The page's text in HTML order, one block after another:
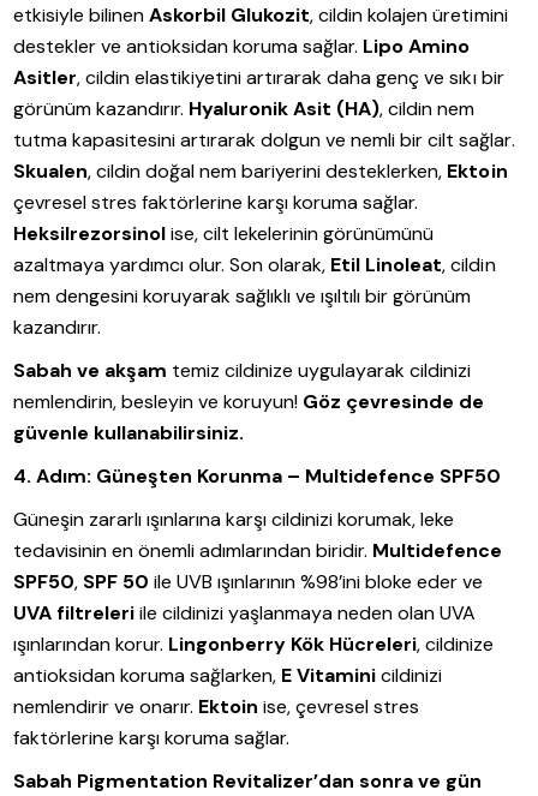
etkisiyle bilinenAskorbil Glukozit, cildin kolajen üretimini
destekler ve antioksidan koruma sağlar. Lipo Amino
Asitler, cildin elastikiyetini artırarak daha genç ve sıkı bir
görünüm kazandırır. Hyaluronik Asit (HA), cildin nem
tutma kapasitesini artırarak dolgun ve nemli bir cilt sağlar.
Skualen, cildin doğal nem bariyerini desteklerken, Ektoin
çevresel stres faktörlerine karşı koruma sağlar.
Heksilrezorsinolise, cilt lekelerinin görünümünü
azaltmaya yardımcı olur. Son olarak, Etil Linoleat, cildin
nem dengesini koruyarak sağlıklı ve ışıltılı bir görünüm
kazandırır.
Sabah ve akşam temiz cildinize uygulayarak cildinizi
nemlendirin, besleyin ve koruyun! Göz çevresinde de
güvenle kullanabilirsiniz.
4. Adım: Güneşten Korunma – Multidefence SPF50
Güneşin zararlı ışınlarına karşı cildinizi korumak, leke
tedavisinin en önemli adımlarından biridir. Multidefence
SPF50, SPF 50 ile UVB ışınlarının %98’ini bloke eder ve
UVA filtreleriile cildinizi yaşlanmaya neden olan UVA
ışınlarından korur. Lingonberry Kök Hücreleri, cildinize
antioksidan koruma sağlarken, E Vitaminicildinizi
nemlendirir ve onarır. Ektoin ise, çevresel stres
faktörlerine karşı koruma sağlar.
Sabah Pigmentation Revitalizer’dan sonra ve gün